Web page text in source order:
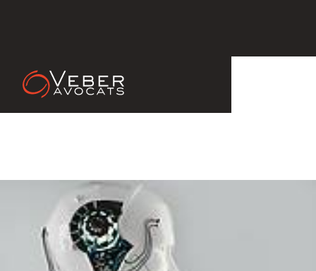
VEBER ASSOCIES intègre